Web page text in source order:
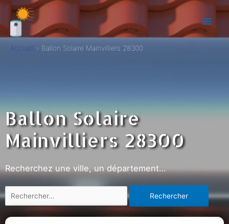
Accueil Ballon Solaire Mainvilliers 28300
Ballon Solaire
Mainvilliers 28300
Recherchez une ville, un département…